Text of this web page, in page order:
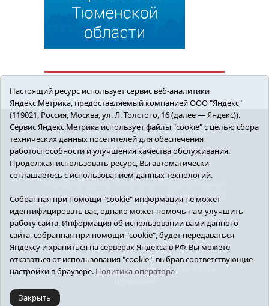
ПОЛИТИКА ОБЩЕСТВО
ЗДОРОВЬЕ
КУЛЬТУРА
БЕЗОПАСНОСТЬ
16+ © 2018 Сорокинский район в деталях.
Новости Сорокинского района
редактор - Королюк Елена Анатольевна, e-mail:
znamenka@inbox.ru, тел.: 8(34550)2-27-30
Регистрационный номер СМИ Эл №ФС77-69142
от 24 марта 2017 г., выданное Федеральной
службой по надзору в сфере связи,
информационных технологий и массовых
коммуникаций (Роскомнадзор).
Настоящий ресурс использует сервис веб-аналитики
Яндекс.Метрика, предоставляемый компанией ООО "Яндекс"
(119021, Россия, Москва, ул. Л. Толстого, 16 (далее — Яндекс)).
Сервис Яндекс.Метрика использует файлы "cookie" с целью сбора
технических данных посетителей для обеспечения
работоспособности и улучшения качества обслуживания.
Продолжая использовать ресурс, Вы автоматически
соглашаетесь с использованием данных технологий.
Собранная при помощи "cookie" информация не может
идентифицировать вас, однако может помочь нам улучшить
работу сайта. Информация об использовании вами данного
сайта, собранная при помощи "cookie", будет передаваться
Яндексу и храниться на серверах Яндекса в РФ. Вы можете
отказаться от использования "cookie", выбрав соответствующие
настройки в браузере. Политика оператора
Закрыть